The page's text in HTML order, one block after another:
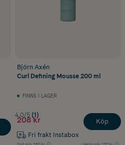
Björn Axén
Curl Defining Mousse 200 ml
FINNS I LAGER
4.0/5 (1)
208 kr
Fri frakt Instabox
Köp